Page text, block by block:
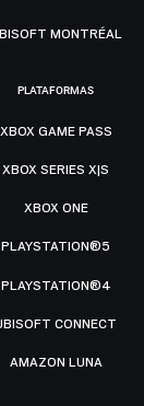
MONTRÉAL
PLATAFORMAS
XBOX GAME PASS
XBOX SERIES X|S
XBOX ONE
PLAYSTATION®5
PLAYSTATION®4
CONNECT
AMAZON LUNA